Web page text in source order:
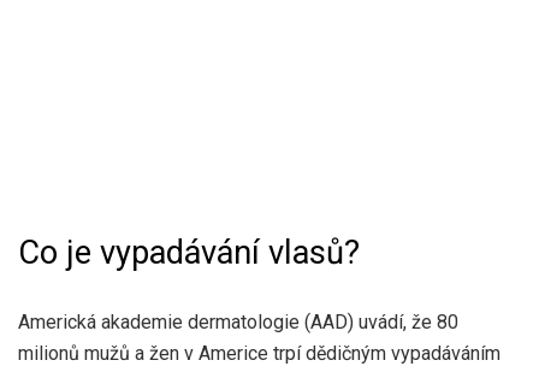
Co je vypadávání vlasů?
Americká akademie dermatologie (AAD) uvádí, že 80
milionů mužů a žen v Americe trpí dědičným vypadáváním